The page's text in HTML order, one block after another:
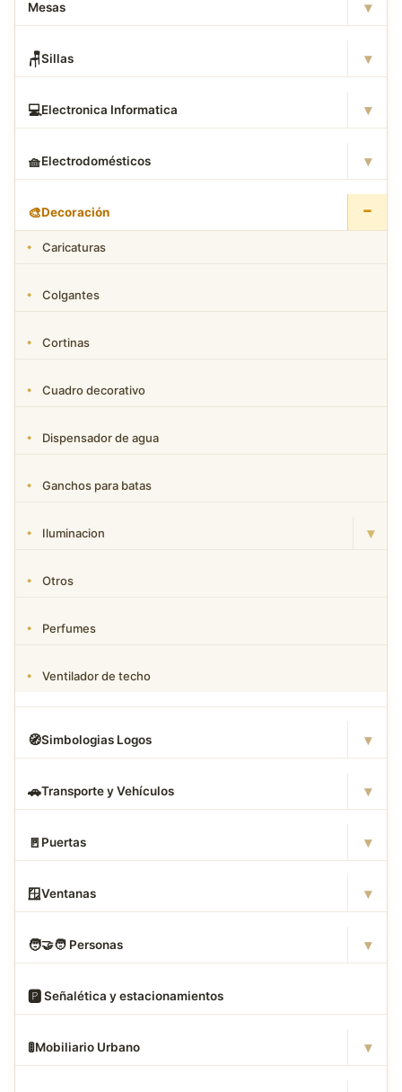
Mesas ▾
🪑Sillas ▾
💻Electronica Informatica ▾
🧺Electrodomésticos ▾
🎨Decoración −
Caricaturas
Colgantes
Cortinas
Cuadro decorativo
Dispensador de agua
Ganchos para batas
Iluminacion ▾
Otros
Perfumes
Ventilador de techo
🧭Simbologias Logos ▾
🚗Transporte y Vehículos ▾
🚪 Puertas ▾
🪟Ventanas ▾
🧑‍🤝‍🧑 Personas ▾
🅿️ Señalética y estacionamientos
🚦Mobiliario Urbano ▾